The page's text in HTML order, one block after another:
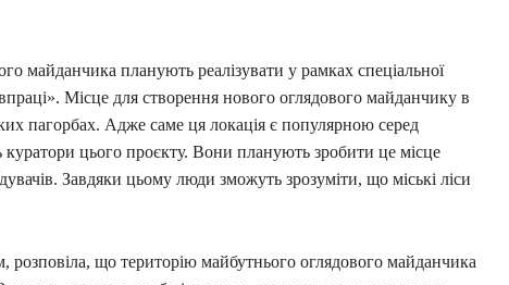
майданчика планують реалізувати у рамках спеціальної
Місце для створення нового оглядового майданчику в
пагорбах. Адже саме ця локація є популярною серед
куратори цього проєкту. Вони планують зробити це місце
Завдяки цьому люди зможуть зрозуміти, що міські ліси
що територію майбутнього оглядового майданчика